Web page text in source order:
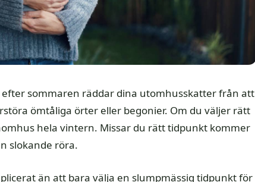
sommaren räddar dina utomhusskatter från att
ömtåliga örter eller begonier. Om du väljer rätt
hela vintern. Missar du rätt tidpunkt kommer
slokande röra.
än att bara välja en slumpmässig tidpunkt för